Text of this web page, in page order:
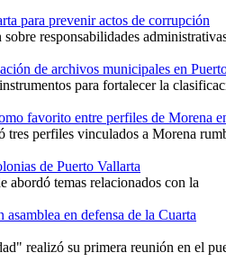
para prevenir actos de corrupción
responsabilidades
de archivos municipales en
para fortalecer la
favorito entre perfiles de Morena
tres perfiles vinculados a Morena
de Puerto Vallarta
abordó temas relacionados con la
en defensa de la Cuarta
realizó su primera reunión en el